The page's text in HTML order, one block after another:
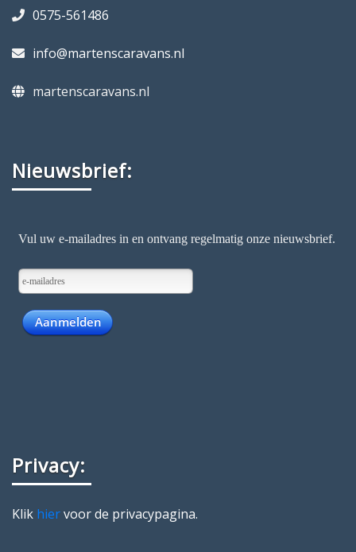
0575-561486
info@martenscaravans.nl
martenscaravans.nl
Nieuwsbrief:
Privacy:
Klik hiervoor de privacypagina.